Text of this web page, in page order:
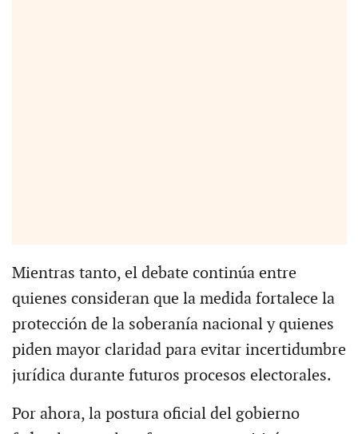
Mientras tanto, el debate continúa entre
quienes consideran que la medida fortalece la
protección de la soberanía nacional y quienes
piden mayor claridad para evitar incertidumbre
jurídica durante futuros procesos electorales.
Por ahora, la postura oficial del gobierno